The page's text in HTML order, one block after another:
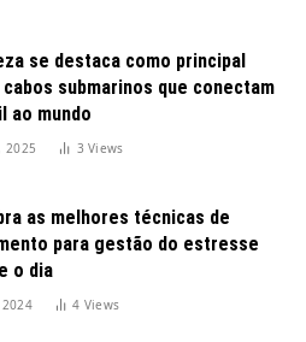
se destaca como principal
cabos submarinos que conectam
ao mundo
2025 3Views
as melhores técnicas de
para gestão do estresse
o dia
4 Views